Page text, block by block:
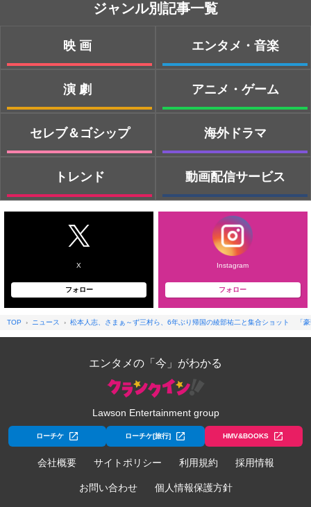
ジャンル別記事一覧
映画
演劇
セレブ＆ゴシップ
トレンド
エンタメ・音楽
アニメ・ゲーム
海外ドラマ
動画配信サービス
X
フォロー
Instagram
フォロー
TOP ニュース 松本人志、さまぁ～ず三村ら、6年ぶり帰国の綾部祐二と集合ショット 「
エンタメの「今」がわかる
Lawson Entertainment group
ローチケ ローチケ[旅行] HMV&BOOKS
会社概要 サイトポリシー 利用規約 採用情報
お問い合わせ 個人情報保護方針